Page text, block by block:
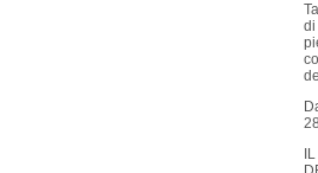
del